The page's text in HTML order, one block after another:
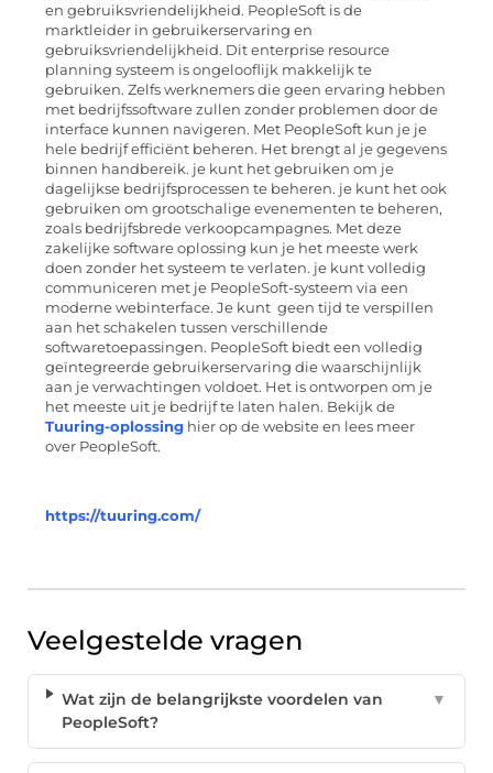
en gebruiksvriendelijkheid. PeopleSoft is de
marktleider in gebruikerservaring en
gebruiksvriendelijkheid. Dit enterprise resource
planning systeem is ongelooflijk makkelijk te
gebruiken. Zelfs werknemers die geen ervaring hebben
met bedrijfssoftware zullen zonder problemen door de
interface kunnen navigeren. Met PeopleSoft kun je je
hele bedrijf efficiënt beheren. Het brengt al je gegevens
binnen handbereik. je kunt het gebruiken om je
dagelijkse bedrijfsprocessen te beheren. je kunt het ook
gebruiken om grootschalige evenementen te beheren,
zoals bedrijfsbrede verkoopcampagnes. Met deze
zakelijke software oplossing kun je het meeste werk
doen zonder het systeem te verlaten. je kunt volledig
communiceren met je PeopleSoft-systeem via een
moderne webinterface. Je kunt geen tijd te verspillen
aan het schakelen tussen verschillende
softwaretoepassingen. PeopleSoft biedt een volledig
geïntegreerde gebruikerservaring die waarschijnlijk
aan je verwachtingen voldoet. Het is ontworpen om je
het meeste uit je bedrijf te laten halen. Bekijk de
Tuuring-oplossing hier op de website en lees meer
over PeopleSoft.
https://tuuring.com/
Veelgestelde vragen
Wat zijn de belangrijkste voordelen van
PeopleSoft?
▼